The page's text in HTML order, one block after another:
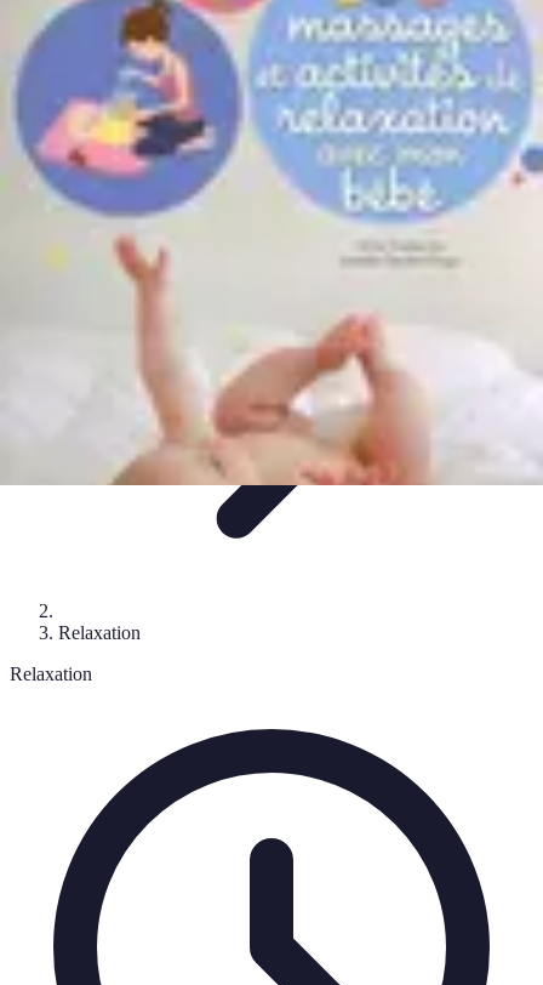
Astuces Anti Stress
Astuces NaturellesAstuces PratiquesMéditation et
Relaxation
Routines et Habitudes Techniques de Relaxation
Astuces Anti Stress
Relaxation
Relaxation